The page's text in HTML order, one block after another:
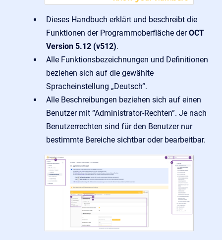
Dieses Handbuch erklärt und beschreibt die
Funktionen der Programmoberfläche derOCT
Version 5.12 (v512).
Alle Funktionsbezeichnungen und Definitionen
beziehen sich auf die gewählte
Spracheinstellung „Deutsch“.
Alle Beschreibungen beziehen sich auf einen
Benutzer mit “Administrator-Rechten”. Je nach
Benutzerrechten sind für den Benutzer nur
bestimmte Bereiche sichtbar oder bearbeitbar.